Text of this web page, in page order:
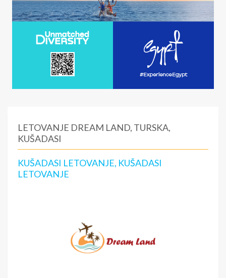
LETOVANJE DREAM LAND, TURSKA,
KUŠADASI
KUŠADASI LETOVANJE, KUŠADASI
LETOVANJE